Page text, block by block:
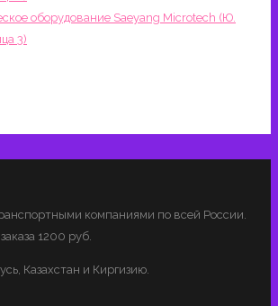
оборудование Saeyang Microtech (Ю.
3)
компаниями по всей России.
1200 руб.
Казахстан и Киргизию.